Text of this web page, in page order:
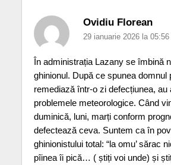
Ovidiu Florean
29 ianuarie 2026 la 05:56
În administrația Lazany se îmbină
ghinionul. După ce spunea domnul
remediază într-o zi defecțiunea, au
problemele meteorologice. Când
duminică, luni, marți conform
defectează ceva. Suntem ca în
ghinionistului total: “la omu’ sărac
pîinea îi pică… ( știți voi unde) și